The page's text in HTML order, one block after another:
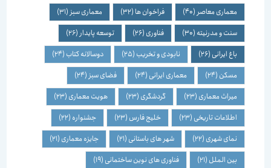
معماری معاصر(40) فراخوان ها(32) معماری سبز(31)
سنت و مدرنیته(30) فناوری(26) توسعه پایدار(26)
باغ ایرانی(26) نابودی و تخریب(25) دوسالانه کتاب(24)
مسکن(24) معماری ایرانی(24) فضای سبز(24)
میراث معماری(23) گردشگری(23) هویت معماری(23)
اطلاعات تاریخی(23) خلیج فارس(23) جشنواره(22)
نمای شهری(22) شهر های باستانی(21) جایزه معماری(21)
بین الملل(21) فناوری های نوین ساختمانی(19)